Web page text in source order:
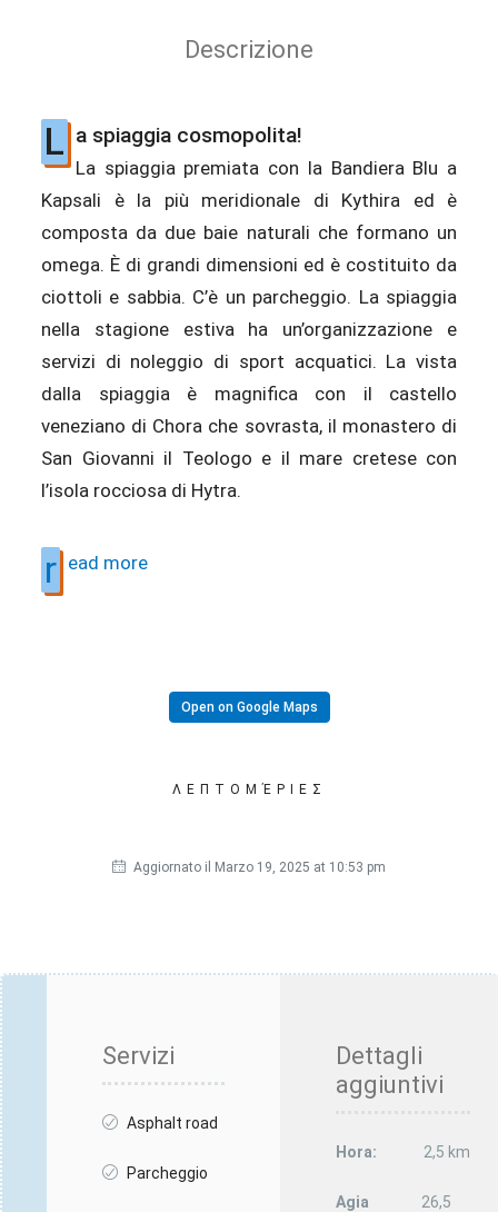
Descrizione
L a spiaggia cosmopolita!
La spiaggia premiata con la Bandiera Blu a
Kapsali è la più meridionale di Kythira ed è
composta da due baie naturali che formano un
omega. È di grandi dimensioni ed è costituito da
ciottoli e sabbia. C’è un parcheggio. La spiaggia
nella stagione estiva ha un’organizzazione e
servizi di noleggio di sport acquatici. La vista
dalla spiaggia è magnifica con il castello
veneziano di Chora che sovrasta, il monastero di
San Giovanni il Teologo e il mare cretese con
l’isola rocciosa di Hytra.
r ead more
Open on Google Maps
ΛΕΠΤΟΜΈΡΙΕΣ
Aggiornato il Marzo 19, 2025 at 10:53 pm
Servizi
Asphalt road
Parcheggio
Dettagli
aggiuntivi
Hora: 2,5 km
Agia
26,5